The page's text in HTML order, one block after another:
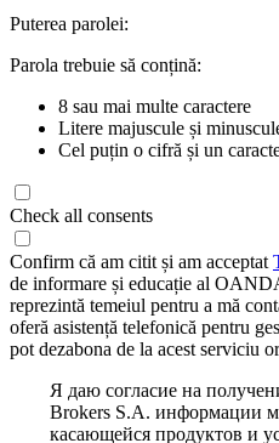
Puterea parolei:
Parola trebuie să conțină:
8 sau mai multe caractere
Litere majuscule și
Cel puțin o cifră și un
Check all consents
Confirm că am citit și am acceptat
de informare și educație al
reprezintă temeiul pentru a mă
oferă asistență telefonică pentru
pot dezabona de la acest serviciu
Я даю согласие на
Brokers S.A. информации
касающейся продуктов и